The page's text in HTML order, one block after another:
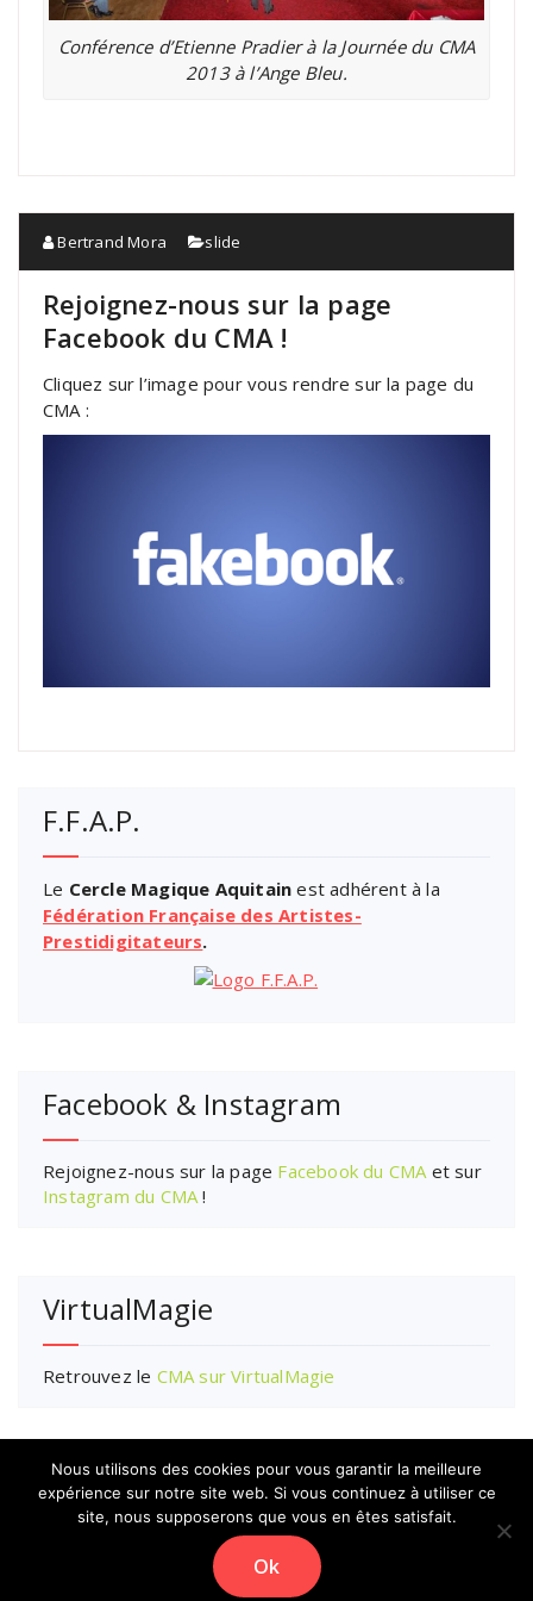
Conférence d’Etienne Pradier à la Journée du CMA
2013 à l’Ange Bleu.
Bertrand Mora slide
Rejoignez-nous sur la page
Facebook du CMA !
Cliquez sur l’image pour vous rendre sur la page du
CMA :
F.F.A.P.
Le Cercle Magique Aquitain est adhérent à la
Fédération Française des Artistes-
Prestidigitateurs.
Facebook & Instagram
Rejoignez-nous sur la page Facebook du CMA et sur
Instagram du CMA !
VirtualMagie
Retrouvez le CMA sur VirtualMagie
Copyright © 2026 CMA | Powered byThème WordPress
Specia
Nous utilisons des cookies pour vous garantir la meilleure
expérience sur notre site web. Si vous continuez à utiliser ce
site, nous supposerons que vous en êtes satisfait.
Ok